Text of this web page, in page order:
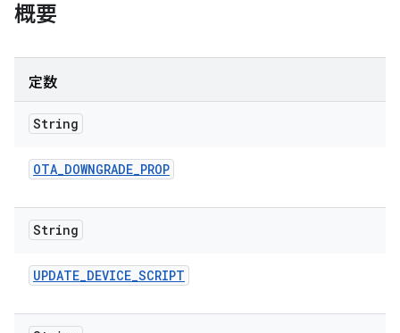
概要
定数
String
OTA_DOWNGRADE_PROP
String
UPDATE_DEVICE_SCRIPT